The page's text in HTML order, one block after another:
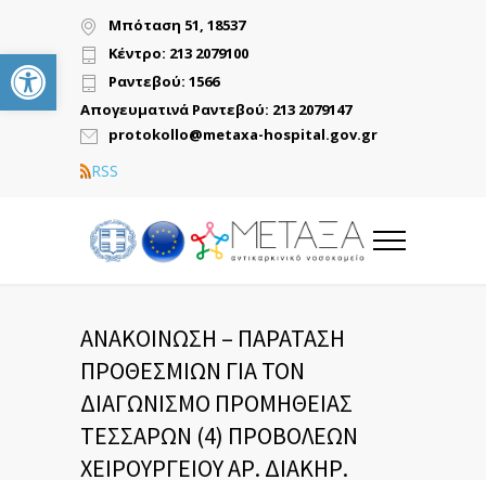
Ανοίξτε τη γραμμή εργαλείων
Μπόταση 51, 18537
Κέντρο: 213 2079100
Ραντεβού: 1566
Απογευματινά Ραντεβού: 213 2079147
protokollo@metaxa-hospital.gov.gr
RSS
ΑΝΑΚΟΙΝΩΣΗ – ΠΑΡΑΤΑΣΗ
ΠΡΟΘΕΣΜΙΩΝ ΓΙΑ ΤΟΝ
ΔΙΑΓΩΝΙΣΜΟ ΠΡΟΜΗΘΕΙΑΣ
ΤΕΣΣΑΡΩΝ (4) ΠΡΟΒΟΛΕΩΝ
ΧΕΙΡΟΥΡΓΕΙΟΥ ΑΡ. ΔΙΑΚΗΡ.